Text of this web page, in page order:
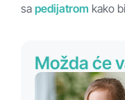
sa pedijatrom kako
Možda će